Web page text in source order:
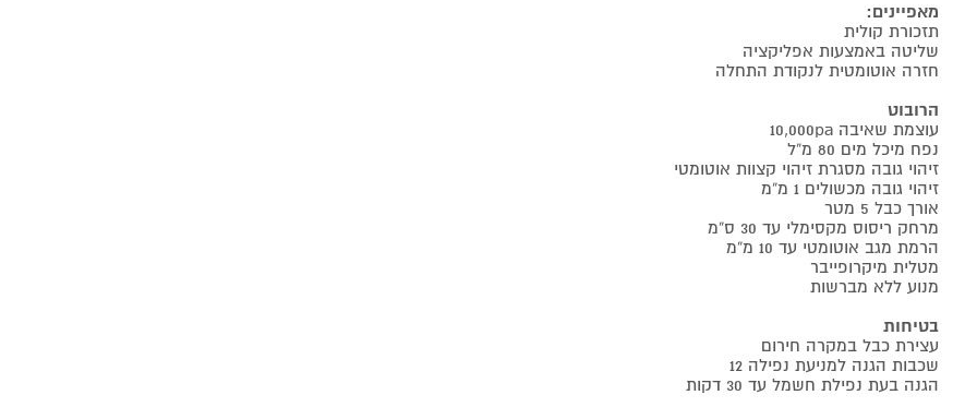
מאפיינים:
תזכורת קולית
שליטה באמצעות אפליקציה
חזרה אוטומטית לנקודת התחלה
הרובוט
עוצמת שאיבה 10,000pa
נפח מיכל מים 80 מ“ל
זיהוי גובה מסגרת זיהוי קצוות אוטומטי
זיהוי גובה מכשולים 1 מ“מ
אורך כבל 5 מטר
מרחק ריסוס מקסימלי עד 30 ס“מ
הרמת מגב אוטומטי עד 10 מ“מ
מטלית מיקרופייבר
מנוע ללא מברשות
בטיחות
עצירת כבל במקרה חירום
שכבות הגנה למניעת נפילה 12
הגנה בעת נפילת חשמל עד 30 דקות